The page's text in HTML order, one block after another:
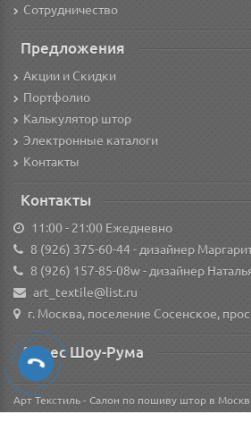
Сотрудничество
Предложения
Акции и Скидки
Портфолио
Калькулятор штор
Электронные каталоги
Контакты
Контакты
11:00 - 21:00 Ежедневно
8 (926) 375-60-44- дизайнер
8 (926) 157-85-08w- дизайнер
art_textile@list.ru
г. Москва, поселение Сосенское,
Адрес Шоу-Рума
Арт Текстиль - Салон по пошиву штор в